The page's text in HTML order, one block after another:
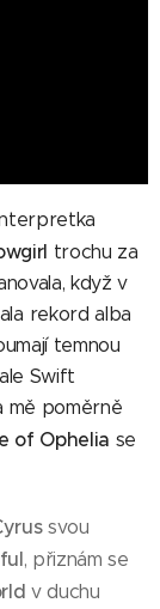
trochu za
když v
rekord alba
temnou
Swift
mě poměrně
of Ophelia se
svou
, přiznám se
v duchu